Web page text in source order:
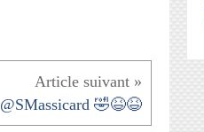
@SMassicard 🤣😆😆